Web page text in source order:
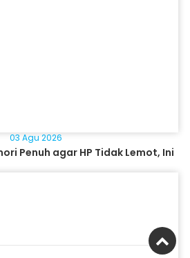
03 Agu 2026
Penuh agar HP Tidak Lemot, Ini